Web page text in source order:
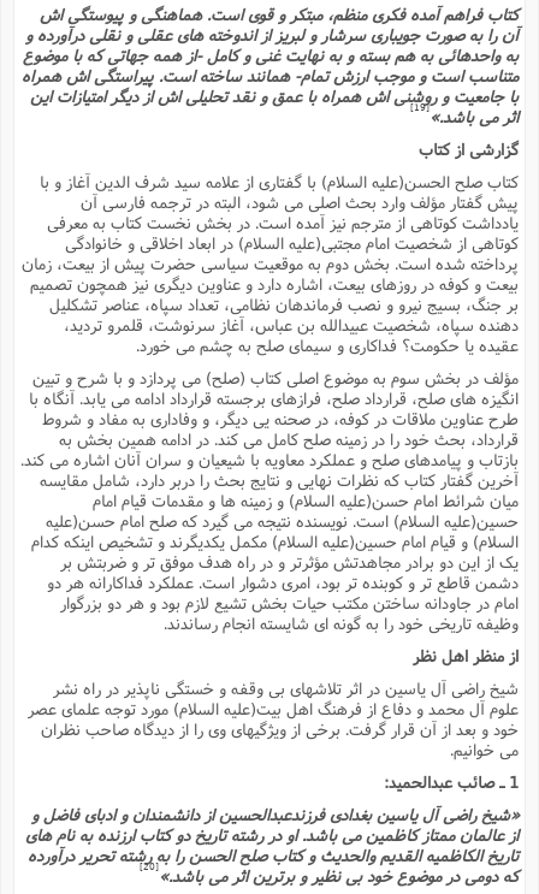
کتاب فراهم آمده فکرى منظم، مبتکر و قوى است. هماهنگى و پیوستگى اش
آن را به صورت جویبارى سرشار و لبریز از اندوخته هاى عقلى و نقلى درآورده و
به واحدهائى به هم بسته و به نهایت غنى و کامل -از همه جهاتى که با موضوع
متناسب است و موجب ارزش تمام- همانند ساخته است. پیراستگى اش همراه
با جامعیت و روشنى اش همراه با عمق و نقد تحلیلى اش از دیگر امتیازات این
اثر مى باشد.»[19]
گزارشى از کتاب
کتاب صلح الحسن(علیه السلام) با گفتارى از علامه سید شرف الدین آغاز و با
پیش گفتار مؤلف وارد بحث اصلى مى شود، البته در ترجمه فارسى آن
یادداشت کوتاهى از مترجم نیز آمده است. در بخش نخست کتاب به معرفى
کوتاهى از شخصیت امام مجتبى(علیه السلام) در ابعاد اخلاقى و خانوادگى
پرداخته شده است. بخش دوم به موقعیت سیاسى حضرت پیش از بیعت، زمان
بیعت و کوفه در روزهاى بیعت، اشاره دارد و عناوین دیگرى نیز همچون تصمیم
بر جنگ، بسیج نیرو و نصب فرماندهان نظامى، تعداد سپاه، عناصر تشکلیل
دهنده سپاه، شخصیت عبیدالله بن عباس، آغاز سرنوشت، قلمرو تردید،
عقیده یا حکومت؟ فداکارى و سیماى صلح به چشم مى خورد.
مؤلف در بخش سوم به موضوع اصلى کتاب (صلح) مى پردازد و با شرح و تبین
انگیزه هاى صلح، قرارداد صلح، فرازهاى برجسته قرارداد ادامه مى یابد. آنگاه با
طرح عناوین ملاقات در کوفه، در صحنه یى دیگر، و وفادارى به مفاد و شروط
قرارداد، بحث خود را در زمینه صلح کامل مى کند. در ادامه همین بخش به
بازتاب و پیامدهاى صلح و عملکرد معاویه با شیعیان و سران آنان اشاره مى کند.
آخرین گفتار کتاب که نظرات نهایى و نتایج بحث را دربر دارد، شامل مقایسه
میان شرائط امام حسن(علیه السلام) و زمینه ها و مقدمات قیام امام
حسین(علیه السلام) است. نویسنده نتیجه مى گیرد که صلح امام حسن(علیه
السلام) و قیام امام حسین(علیه السلام) مکمل یکدیگرند و تشخیص اینکه کدام
یک از این دو برادر مجاهدتش مؤثرتر و در راه هدف موفق تر و ضربتش بر
دشمن قاطع تر و کوبنده تر بود، امرى دشوار است. عملکرد فداکارانه هر دو
امام در جاودانه ساختن مکتب حیات بخش تشیع لازم بود و هر دو بزرگوار
وظیفه تاریخى خود را به گونه اى شایسته انجام رساندند.
از منظر اهل نظر
شیخ راضى آل یاسین در اثر تلاشهاى بى وقفه و خستگى ناپذیر در راه نشر
علوم آل محمد و دفاع از فرهنگ اهل بیت(علیه السلام) مورد توجه علماى عصر
خود و بعد از آن قرار گرفت. برخى از ویژگیهاى وى را از دیدگاه صاحب نظران
مى خوانیم.
1 ـ صائب عبدالحمید:
«شیخ راضى آل یاسین بغدادى فرزندعبدالحسین از دانشمندان و ادباى فاضل و
از عالمان ممتاز کاظمین مى باشد. او در رشته تاریخ دو کتاب ارزنده به نام هاى
تاریخ الکاظمیه القدیم والحدیث و کتاب صلح الحسن را به رشته تحریر درآورده
که دومى در موضوع خود بى نظیر و برترین اثر مى باشد.»